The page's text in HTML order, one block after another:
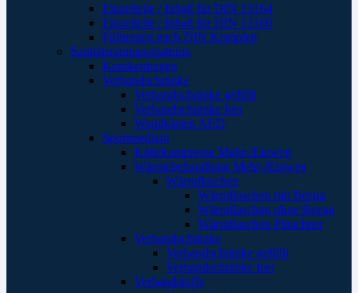
Einzelteile / Inhalt für DIN 13164
Einzelteile / Inhalt für DIN 13160
Füllungen nach DIN Komplett
Sanitätsraumausstattung
Krankentragen
Verbandschränke
Verbandschränke gefüllt
Verbandschränke leer
Wandkästen AED
Sportmedizin
Kältekompresse Mehr-/Einweg
Wärmebehandlung Mehr-/Einweg
Wärmflaschen
Wärmflaschen mit Bezug
Wärmflaschen ohne Bezug
Wärmflaschen Plüschtier
Verbandschränke
Verbandschränke gefüllt
Verbandschränke leer
Verbandstoffe